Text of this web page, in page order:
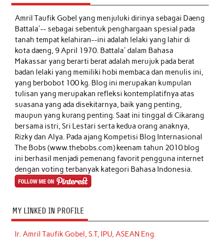
Amril Taufik Gobelyang menjuluki dirinya sebagai Daeng
Battala'-- sebagai sebentuk penghargaan spesial pada
tanah tempat kelahiran--ini adalah lelaki yang lahir di
kota daeng, 9 April 1970. Battala' dalam Bahasa
Makassar yang berarti berat adalah merujuk pada berat
badan lelaki yang memiliki hobi membaca dan menulis ini,
yang berbobot 100 kg. Blog ini merupakan kumpulan
tulisan yang merupakan refleksi kontemplatifnya atas
suasana yang ada disekitarnya, baik yang penting,
maupun yang kurang penting. Saat ini tinggal di Cikarang
bersama istri, Sri Lestari serta kedua orang anaknya,
Rizky dan Alya. Pada ajang Kompetisi Blog Internasional
The Bobs (www.thebobs.com) keenam tahun 2010 blog
ini berhasil menjadi pemenang favorit pengguna internet
dengan voting terbanyak kategori Bahasa Indonesia.
MY LINKED IN PROFILE
Ir. Amril Taufik Gobel, S.T, IPU, ASEAN Eng.